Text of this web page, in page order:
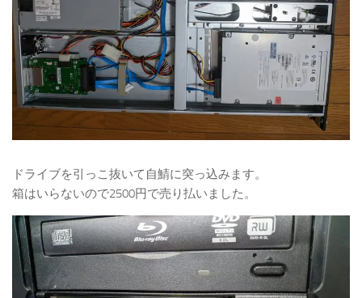
ドライブを引っこ抜いて自鯖に突っ込みます。
箱はいらないので2500円で売り払いました。